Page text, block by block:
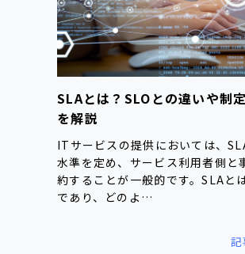
SLAとは？SLOとの違いや制
を解説
ITサービスの提供においては、
水準を定め、サービス利用者側と
約することが一般的です。SLAと
であり、どのよ…